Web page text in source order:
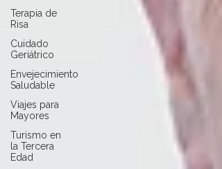
Terapia de
Risa
Cuidado
Geriátrico
Envejecimiento
Saludable
Viajes para
Mayores
Turismo en
la Tercera
Edad